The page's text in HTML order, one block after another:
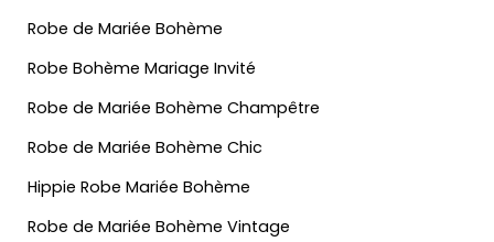
Robe de Mariée Bohème
Robe Bohème Mariage Invité
Robe de Mariée Bohème Champêtre
Robe de Mariée Bohème Chic
Hippie Robe Mariée Bohème
Robe de Mariée Bohème Vintage